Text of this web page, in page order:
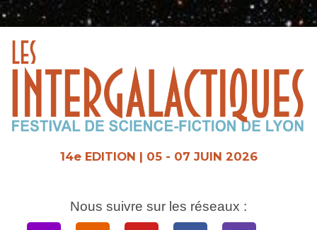
Aller
au
14e EDITION | 05 - 07 JUIN 2026
Nous suivre sur les réseaux :
DiscordInstagramYoutubeFacebookTwitch